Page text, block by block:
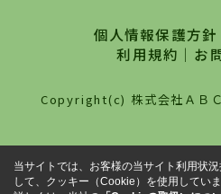
は、一度だけでは終わらな
お付き合いです。初めての
職・ご結婚・売買物件の購
わたる、良きアドバイザー
た営業スタイルで様々なお
わせください。
個人情報保護方針
利用規約 ｜ お
Copyright(c) 株式会社Ａ
当サイトでは、お客様の当サイト利用状
して、クッキー（Cookie）を使用していま